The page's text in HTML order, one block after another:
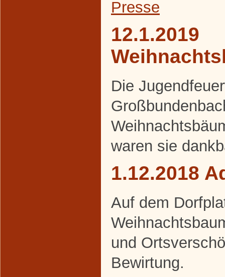
Presse
12.1.2019
Die
waren sie
1.12.2018
Auf dem
und
Bewirtung.